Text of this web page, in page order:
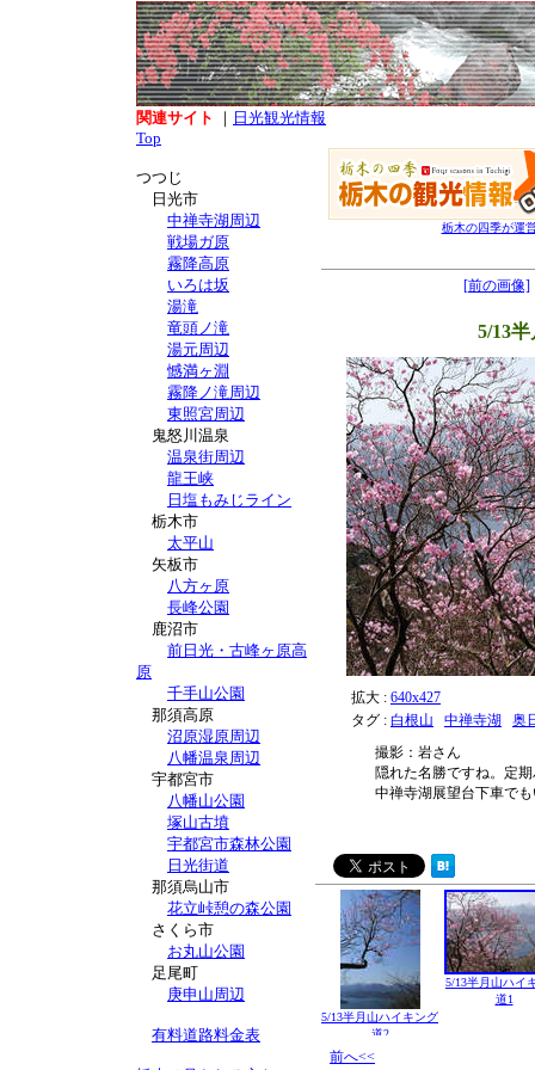
関連サイト ｜ 日光観光情報
Top
つつじ
日光市
中禅寺湖周辺
戦場ガ原
霧降高原
いろは坂
湯滝
竜頭ノ滝
湯元周辺
憾満ヶ淵
霧降ノ滝周辺
東照宮周辺
鬼怒川温泉
温泉街周辺
龍王峡
日塩もみじライン
栃木市
太平山
矢板市
八方ヶ原
長峰公園
鹿沼市
前日光・古峰ヶ原高
原
千手山公園
那須高原
沼原湿原周辺
八幡温泉周辺
宇都宮市
八幡山公園
塚山古墳
宇都宮市森林公園
日光街道
那須烏山市
花立峠憩の森公園
さくら市
お丸山公園
足尾町
庚申山周辺
有料道路料金表
栃木の四季が運
[前の画像]
5/13
拡大 : 640x427
タグ : 白根山 中禅寺湖
奥
撮影：岩さん
隠れた名勝ですね。定
中禅寺湖展望台下車で
5/13半月山ハイキング
道2
5/13半月山ハイ
道1
前へ<<